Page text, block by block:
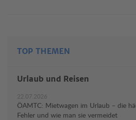
TOP THEMEN
Urlaub und Reisen
22.07.2026
ÖAMTC: Mietwagen im Urlaub – die
Fehler und wie man sie vermeidet